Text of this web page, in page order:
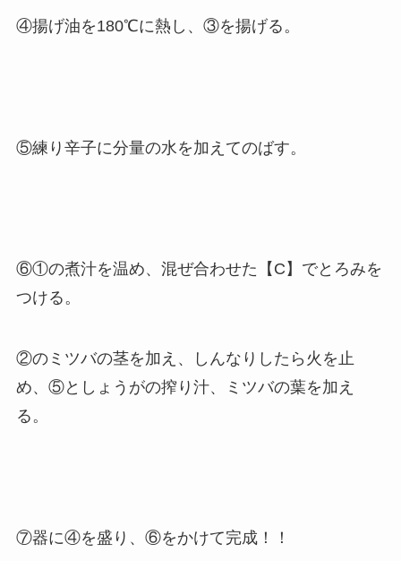
④揚げ油を180℃に熱し、③を揚げる。
⑤練り辛子に分量の水を加えてのばす。
⑥①の煮汁を温め、混ぜ合わせた【C】でとろみを
つける。
②のミツバの茎を加え、しんなりしたら火を止
め、⑤としょうがの搾り汁、ミツバの葉を加え
る。
⑦器に④を盛り、⑥をかけて完成！！